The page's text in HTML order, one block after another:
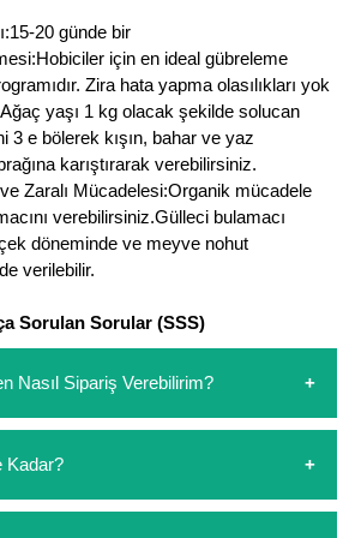
20 günde bir
için en ideal gübreleme
Zira hata yapma olasılıkları yok
yaşı 1 kg olacak şekilde solucan
3 e bölerek kışın, bahar ve yaz
karıştırarak verebilirsiniz.
ve Zaralı Mücadelesi:Organik mücadele
verebilirsiniz.Gülleci bulamacı
döneminde ve meyve nohut
verilebilir.
Sorulan Sorular (SSS)
Nasıl Sipariş Verebilirim?
numaralarımızdan bizi arayarak veya
bizlere isteklerinizi yazarak sipariş
Kadar?